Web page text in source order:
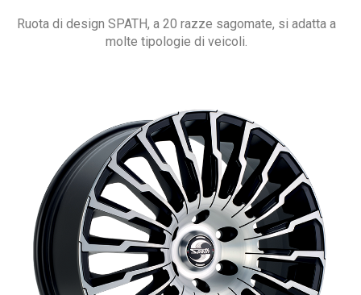
Ruota di design SPATH, a 20 razze sagomate, si adatta a
molte tipologie di veicoli.